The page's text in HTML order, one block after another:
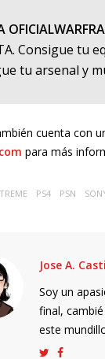
OFICIAL
Consigue tu
tu arsenal y
cuenta con
para más
PS4 PSN
Jose A.
Soy un
final,
este